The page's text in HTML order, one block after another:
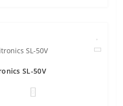
SL-50V